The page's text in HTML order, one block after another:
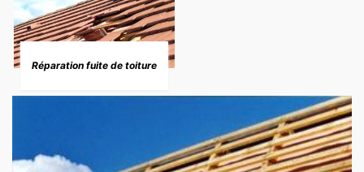
Réparation fuite de toiture